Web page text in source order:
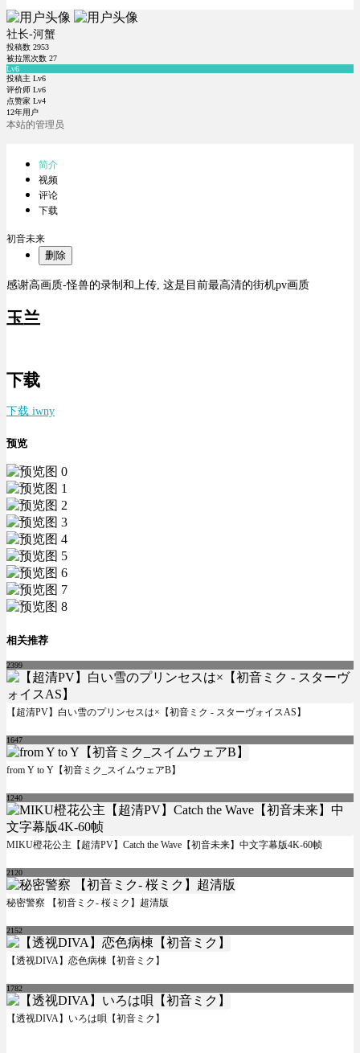
社长-河蟹
投稿数 2953
被拉黑次数 27
Lv6
投稿主 Lv6
评价师 Lv6
点赞家 Lv4
12年用户
本站的管理员
简介
视频
评论
下载
初音未来
删除
感谢高画质-怪兽的录制和上传, 这是目前最高清的街机pv画质
玉兰
下载
下载 iwny
预览
相关推荐
2399
【超清PV】白い雪のプリンセスは×【初音ミク - スターヴォイスAS】
1647
from Y to Y【初音ミク_スイムウェアB】
1240
MIKU橙花公主【超清PV】Catch the Wave【初音未来】中文字幕版4K-60帧
2120
秘密警察 【初音ミク- 桜ミク】超清版
2152
【透视DIVA】恋色病棟【初音ミク】
1782
【透视DIVA】いろは唄【初音ミク】